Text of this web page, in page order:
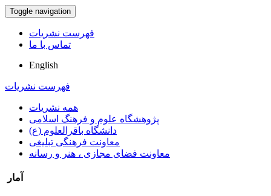
Toggle navigation
فهرست نشریات
تماس با ما
English
فهرست نشریات
همه نشریات
پژوهشگاه علوم و فرهنگ اسلامی
دانشگاه باقرالعلوم (ع)
معاونت فرهنگی تبلیغی
معاونت فضای مجازی ، هنر و رسانه
آمار